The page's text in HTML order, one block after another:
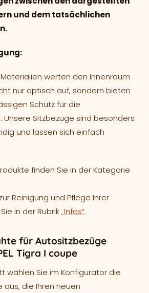
und dem tatsächlichen
werten den Innenraum
nur optisch auf, sondern bieten
Schutz für die
Unsere Sitzbezüge sind besonders
und lassen sich einfach
finden Sie in der Kategorie
Reinigung und Pflege Ihrer
in der Rubrik„Infos“.
für Autositzbezüge
Tigra I coupe
wählen Sie im Konfigurator die
aus, die Ihren neuen